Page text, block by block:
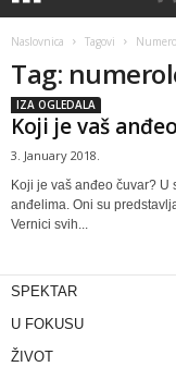
Naslovnica Tagovi
Tag:
IZA OGLEDALA
Koji je vaš
3. January 2018.
Koji je vaš anđeo čuvar?
anđelima. Oni su
Vernici svih...
SPEKTAR
U FOKUSU
ŽIVOT